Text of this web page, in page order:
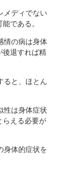
メディでない
である。
情の病は身体
後退すれば精
ると、ほとん
性は身体症状
らえる必要が
身体的症状を